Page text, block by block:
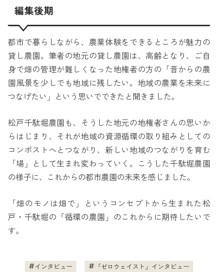
編集後期
都市で暮らしながら、農業体験をできるところが魅力の
貸し農園。筆者の地元の貸し農園は、高齢となり、ご自
身で畑の管理が難しくなった地権者の方の「昔からの農
園風景を少しでも地域に残したい。地域の農業を未来に
つなげたい」という思いでできたと聞きました。
松戸千駄堀農園も、そうした地元の地権者さんの思いか
らはじまり、それが地域の資源循環の取り組みとしての
コンポストへとつながり、新しい地域のつながりを育む
「場」として生まれ変わっていく。こうした千駄堀農園
の様子に、これからの都市農園の未来を感じました。
「畑のモノは畑で」というコンセプトから生まれた松
戸・千駄堀の「循環の農園」のこれからに期待したいで
す。
インタビュー
「ゼロウェイスト」インタビュー